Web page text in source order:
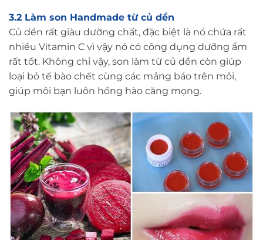
3.2 Làm son Handmade từ củ dền
Củ dền rất giàu dưỡng chất, đặc biệt là nó chứa rất
nhiều Vitamin C vì vậy nó có công dụng dưỡng ẩm
rất tốt. Không chỉ vậy, son làm từ củ dền còn giúp
loại bỏ tế bào chết cùng các mảng báo trên môi,
giúp môi bạn luôn hồng hào căng mọng.